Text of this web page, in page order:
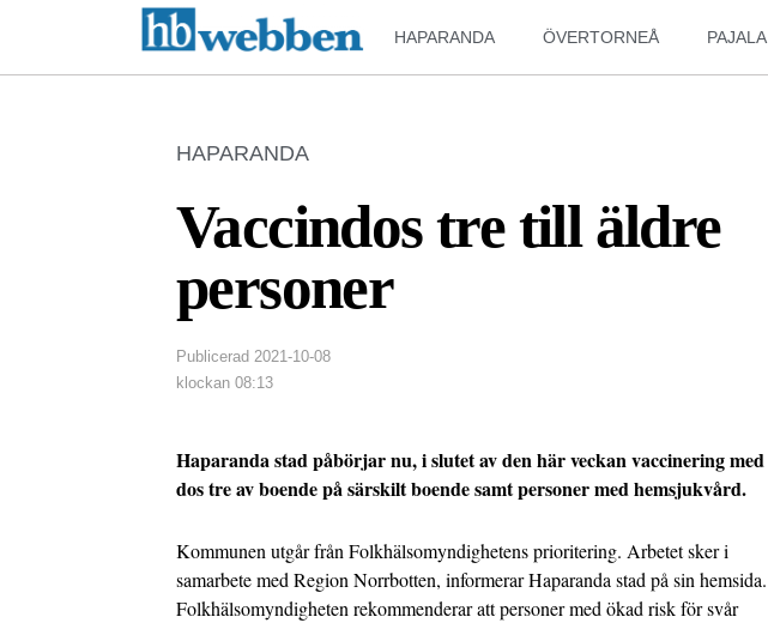
HAPARANDA ÖVERTORNEÅ PAJALA
HAPARANDA
Vaccindos tre till äldre
personer
Publicerad 2021-10-08
klockan 08:13
Haparanda stad påbörjar nu, i slutet av den här veckan vaccinering med
dos tre av boende på särskilt boende samt personer med hemsjukvård.
Kommunen utgår från Folkhälsomyndighetens prioritering. Arbetet sker i
samarbete med Region Norrbotten, informerar Haparanda stad på sin hemsida.
Folkhälsomyndigheten rekommenderar att personer med ökad risk för svår